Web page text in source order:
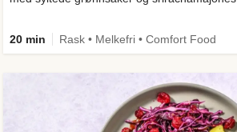
20 min Rask • Melkefri • Comfort Food